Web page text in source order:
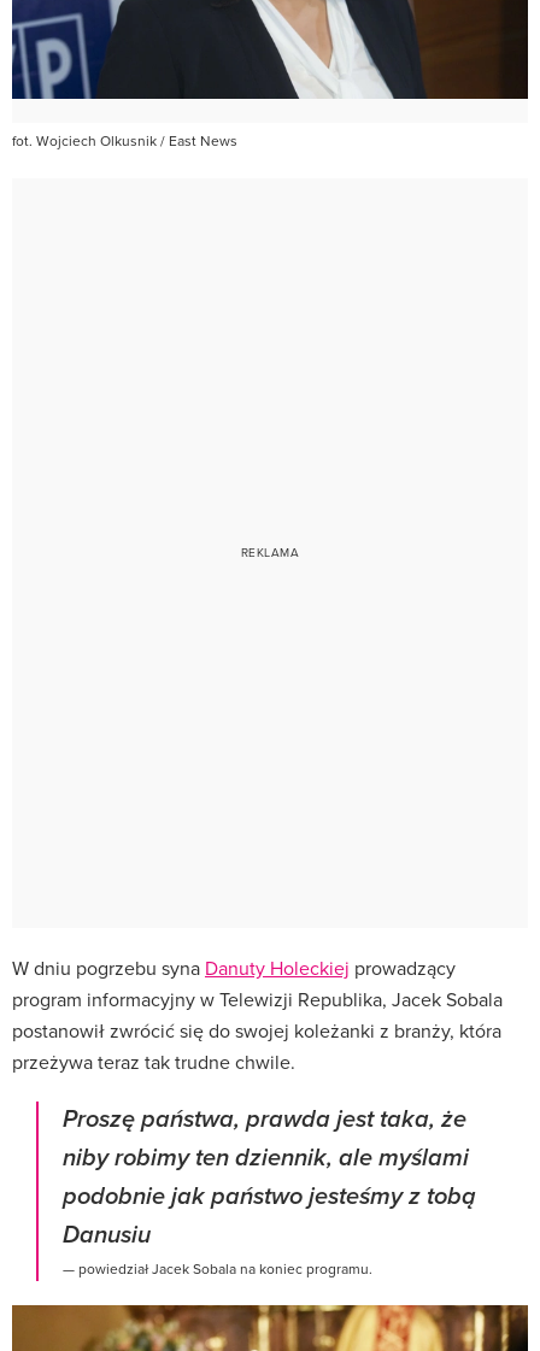
fot. Wojciech Olkusnik / East News
W dniu pogrzebu syna Danuty Holeckiej prowadzący
program informacyjny w Telewizji Republika, Jacek Sobala
postanowił zwrócić się do swojej koleżanki z branży, która
przeżywa teraz tak trudne chwile.
Proszę państwa, prawda jest taka, że
niby robimy ten dziennik, ale myślami
podobnie jak państwo jesteśmy z tobą
Danusiu
— powiedział Jacek Sobala na koniec programu.